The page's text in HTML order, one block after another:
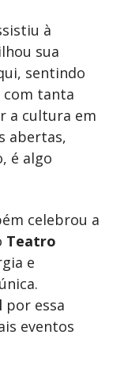
à
sua
sentindo
com tanta
a cultura em
abertas,
é algo
celebrou a
Teatro
e
por essa
eventos